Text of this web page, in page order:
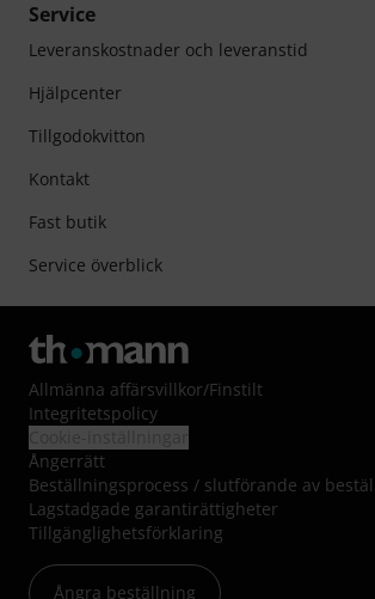
Service
Leveranskostnader och leveranstid
Hjälpcenter
Tillgodokvitton
Kontakt
Fast butik
Service överblick
Allmänna affärsvillkor/Finstilt
Integritetspolicy
Ångerrätt
Beställningsprocess / slutförande av
Lagstadgade garantirättigheter
Tillgänglighetsförklaring
Ångra beställning